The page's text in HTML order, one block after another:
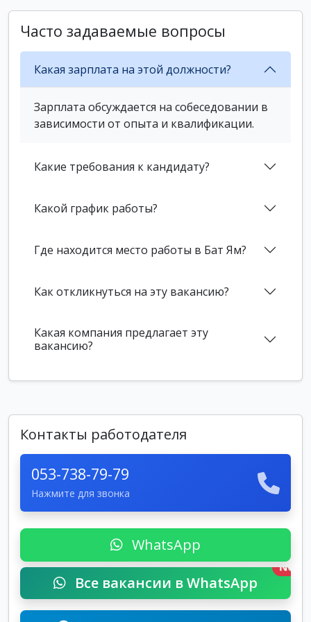
Часто задаваемые вопросы
Какая зарплата на этой должности?
Зарплата обсуждается на собеседовании в
зависимости от опыта и квалификации.
Какие требования к кандидату?
Какой график работы?
Где находится место работы в Бат Ям?
Как откликнуться на эту вакансию?
Какая компания предлагает эту
вакансию?
Контакты работодателя
053-738-79-79
Нажмите для звонка
WhatsApp
Все вакансии в WhatsApp
New